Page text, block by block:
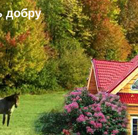
добру